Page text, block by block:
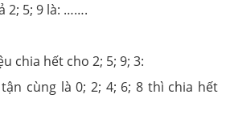
2; 5; 9 là: …….
chia hết cho 2; 5; 9; 3:
cùng là 0; 2; 4; 6; 8 thì chia hết